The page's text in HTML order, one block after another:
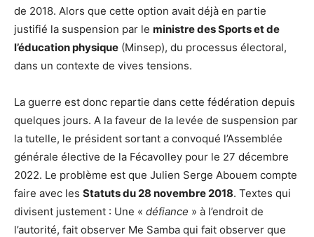
de 2018. Alors que cette option avait déjà en partie
justifié la suspension par le ministre des Sports et de
l’éducation physique (Minsep), du processus électoral,
dans un contexte de vives tensions.
La guerre est donc repartie dans cette fédération depuis
quelques jours. A la faveur de la levée de suspension par
la tutelle, le président sortant a convoqué l’Assemblée
générale élective de la Fécavolley pour le 27 décembre
2022. Le problème est que Julien Serge Abouem compte
faire avec les Statuts du 28 novembre 2018. Textes qui
divisent justement : Une « défiance » à l’endroit de
l’autorité, fait observer Me Samba qui fait observer que